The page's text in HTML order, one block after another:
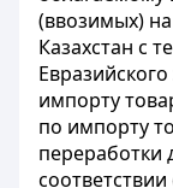
(ввозимых)
Казахстан с
импорту
по импорту
переработки